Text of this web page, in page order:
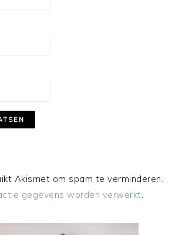
Akismet om spam te verminderen.
gegevens worden verwerkt.